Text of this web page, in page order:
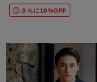
さらに10%OFF